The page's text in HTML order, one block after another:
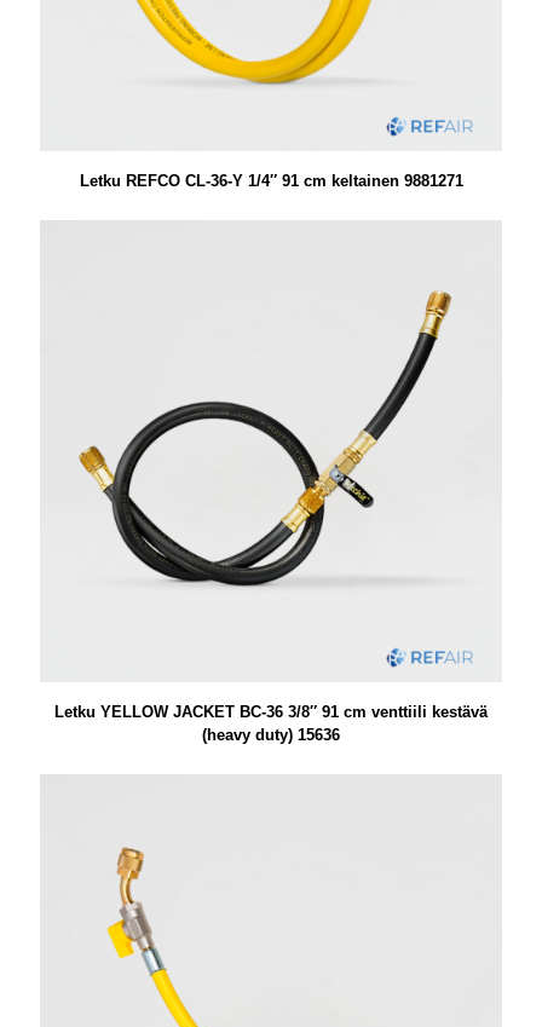
Letku REFCO CL-36-Y 1/4″ 91 cm keltainen 9881271
Letku YELLOW JACKET BC-36 3/8″ 91 cm venttiili kestävä
(heavy duty) 15636